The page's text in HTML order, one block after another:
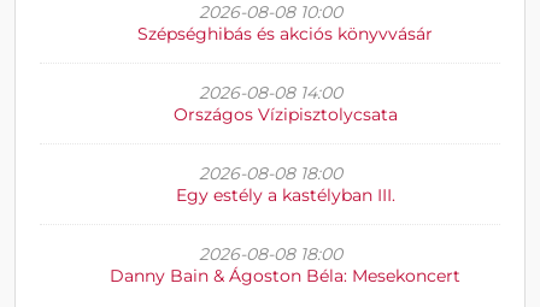
2026-08-08 10:00
Szépséghibás és akciós könyvvásár
2026-08-08 14:00
Országos Vízipisztolycsata
2026-08-08 18:00
Egy estély a kastélyban III.
2026-08-08 18:00
Danny Bain & Ágoston Béla: Mesekoncert